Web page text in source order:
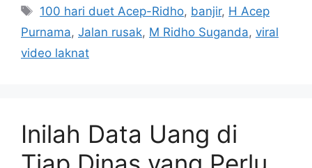
Tag
100 hari duet Acep-Ridho, banjir, H Acep
Purnama, Jalan rusak, M Ridho Suganda, viral
video laknat
Inilah Data Uang di